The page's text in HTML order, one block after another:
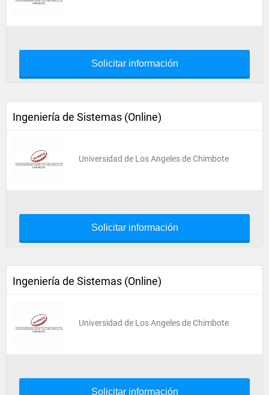
Solicitar información
Ingeniería de Sistemas (Online)
Universidad de Los Angeles de Chimbote
Solicitar información
Ingeniería de Sistemas (Online)
Universidad de Los Angeles de Chimbote
Solicitar información